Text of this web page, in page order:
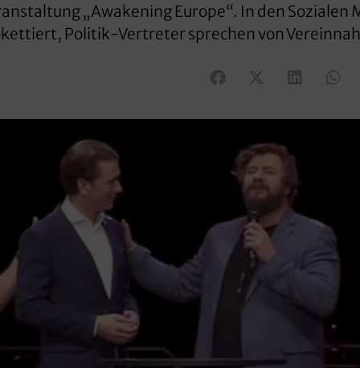
„Awakening Europe“. In den Sozialen
Politik-Vertreter sprechen von